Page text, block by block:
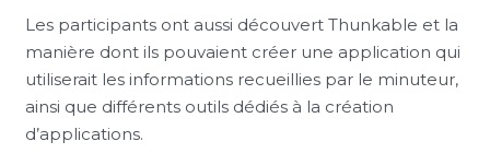
Les participants ont aussi découvert Thunkable et la
manière dont ils pouvaient créer une application qui
utiliserait les informations recueillies par le minuteur,
ainsi que différents outils dédiés à la création
d’applications.